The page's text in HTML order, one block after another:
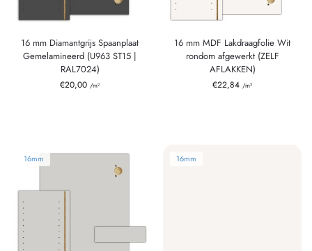
16 mm Diamantgrijs Spaanplaat
Gemelamineerd (U963 ST15 |
RAL7024)
€20,00 /m²
16 mm MDF Lakdraagfolie Wit
rondom afgewerkt (ZELF
AFLAKKEN)
€22,84 /m²
16mm 16mm